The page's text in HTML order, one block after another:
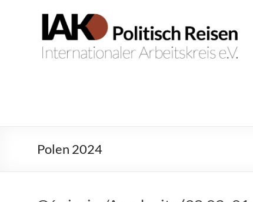
IAK.
Politisch
Internationaler
Arbeitskreis
e.V.
Polen 2024